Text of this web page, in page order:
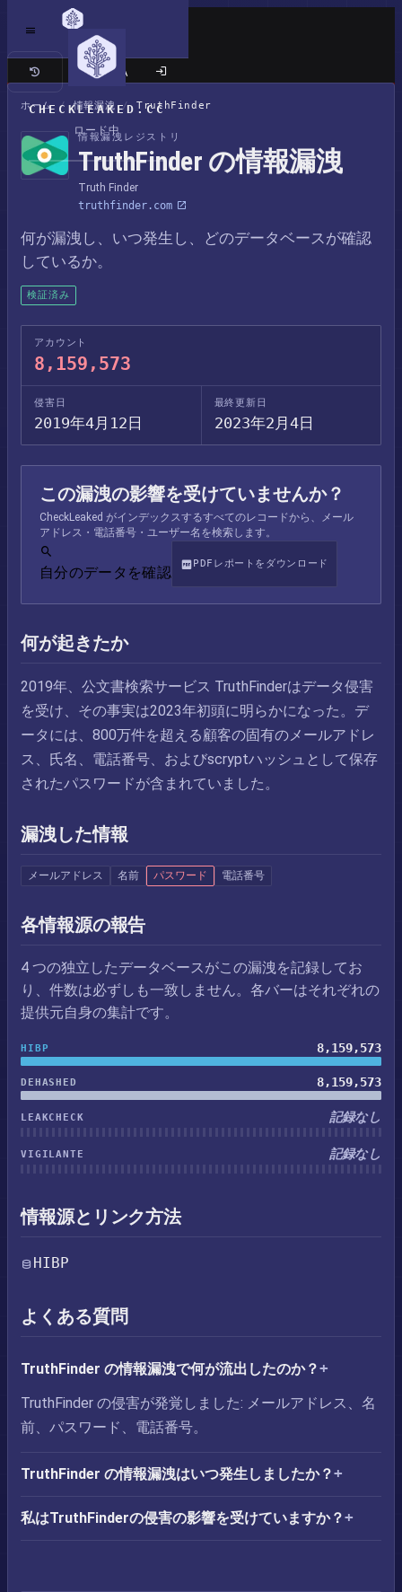
CHECKLEAKED.CC
ロード中
クラシックサイト
ホーム / 情報漏洩 / TruthFinder
情報漏洩レジストリ
TruthFinder の情報漏洩
Truth Finder
truthfinder.com
何が漏洩し、いつ発生し、どのデータベースが確認
しているか。
検証済み
アカウント
8,159,573
侵害日
2019年4月12日
最終更新日
2023年2月4日
この漏洩の影響を受けていませんか？
CheckLeaked がインデックスするすべてのレコードから、メール
アドレス・電話番号・ユーザー名を検索します。
自分のデータを確認
PDFレポートをダウンロード
何が起きたか
2019年、公文書検索サービス TruthFinderはデータ侵害
を受け、その事実は2023年初頭に明らかになった。デ
ータには、800万件を超える顧客の固有のメールアドレ
ス、氏名、電話番号、およびscryptハッシュとして保存
されたパスワードが含まれていました。
漏洩した情報
メールアドレス 名前 パスワード 電話番号
各情報源の報告
4 つの独立したデータベースがこの漏洩を記録してお
り、件数は必ずしも一致しません。各バーはそれぞれの
提供元自身の集計です。
HIBP 8,159,573
DEHASHED 8,159,573
LEAKCHECK 記録なし
VIGILANTE 記録なし
情報源とリンク方法
HIBP
よくある質問
TruthFinder の情報漏洩で何が流出したのか？
TruthFinder の侵害が発覚しました: メールアドレス、名
前、パスワード、電話番号。
TruthFinder の情報漏洩はいつ発生しましたか？
私はTruthFinderの侵害の影響を受けていますか？